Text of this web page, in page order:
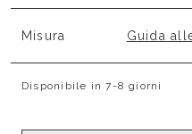
Misura Guida
Disponibile in 7-8 giorni